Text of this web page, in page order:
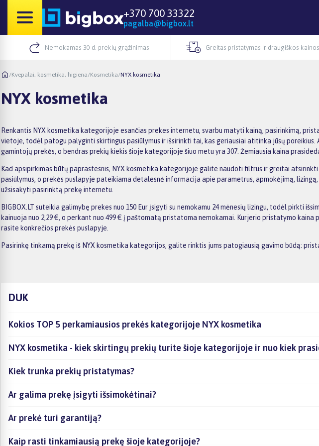
+370 700 33322
pagalba@bigbox.lt
Nemokamas 30 d. prekių grąžinimas Greitas pristatymas ir draugiškos kainos
/Kvepalai, kosmetika, higiena/Kosmetika/NYX kosmetika
NYX kosmetika
Renkantis NYX kosmetika kategorijoje esančias prekes internetu, svarbu matyti kainą, pasirinkimą,
vietoje, todėl patogu palyginti skirtingus pasiūlymus ir išsirinkti tai, kas geriausiai atitinka jūsų
gamintojų prekės, o bendras prekių kiekis šioje kategorijoje šiuo metu yra 307. Žemiausia kaina
Kad apsipirkimas būtų paprastesnis, NYX kosmetika kategorijoje galite naudoti filtrus ir greitai
pasiūlymus, o prekės puslapyje pateikiama detalesnė informacija apie parametrus, apmokėjimą,
užsisakyti pasirinktą prekę internetu.
BIGBOX.LT suteikia galimybę prekes nuo 150 Eur įsigyti su nemokamu 24 mėnesių lizingu, todėl
kainuoja nuo 2,29 €, o perkant nuo 499 € į paštomatą pristatoma nemokamai. Kurjerio pristatymo
rasite konkrečios prekės puslapyje.
Pasirinkę tinkamą prekę iš NYX kosmetika kategorijos, galite rinktis jums patogiausią gavimo būdą:
DUK
Kokios TOP 5 perkamiausios prekės kategorijoje NYX kosmetika
NYX kosmetika - kiek skirtingų prekių turite šioje kategorijoje ir nuo kiek
Kiek trunka prekių pristatymas?
Ar galima prekę įsigyti išsimokėtinai?
Ar prekė turi garantiją?
Kaip rasti tinkamiausią prekę šioje kategorijoje?